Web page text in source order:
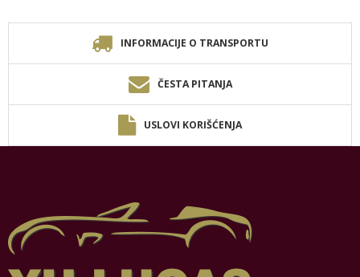
INFORMACIJE O TRANSPORTU
ČESTA PITANJA
USLOVI KORIŠĆENJA